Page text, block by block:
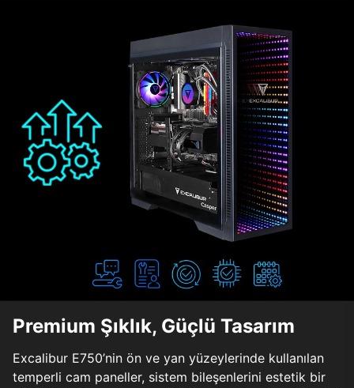
Premium Şıklık, Güçlü Tasarım
Excalibur E750’nin ön ve yan yüzeylerinde kullanılan
temperli cam paneller, sistem bileşenlerini estetik bir